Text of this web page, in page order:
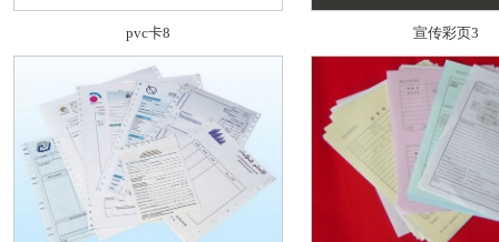
pvc卡8 宣传彩页3